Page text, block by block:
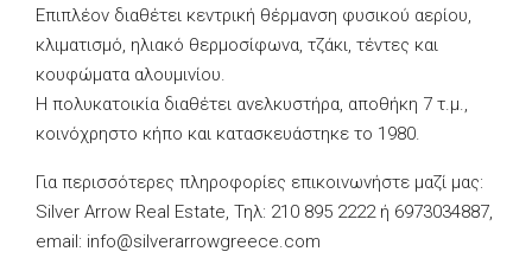
Επιπλέον διαθέτει κεντρική θέρμανση φυσικού αερίου,
κλιματισμό, ηλιακό θερμοσίφωνα, τζάκι, τέντες και
κουφώματα αλουμινίου.
Η πολυκατοικία διαθέτει ανελκυστήρα, αποθήκη 7 τ.μ.,
κοινόχρηστο κήπο και κατασκευάστηκε το 1980.
Για περισσότερες πληροφορίες επικοινωνήστε μαζί μας:
Silver Arrow Real Estate, Τηλ: 210 895 2222 ή 6973034887,
email: info@silverarrowgreece.com